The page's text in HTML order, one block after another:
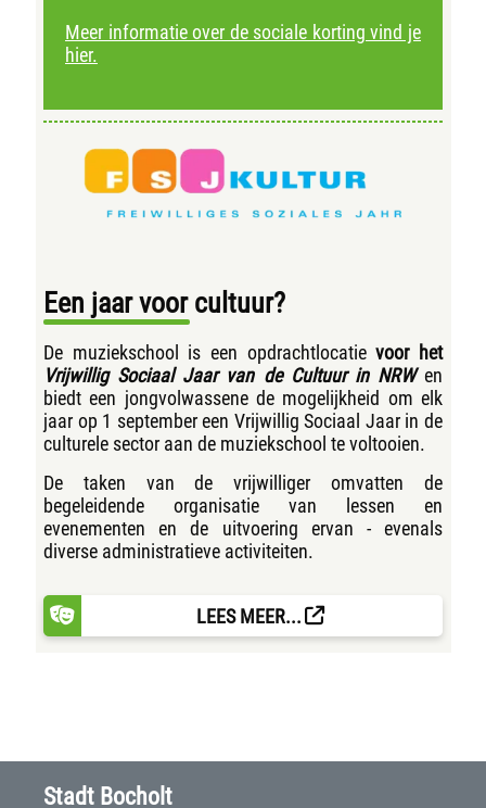
Meer informatie over de sociale korting vind je
hier.
Een jaar voor cultuur?
De muziekschool is een opdrachtlocatievoor het
Vrijwillig Sociaal Jaar van de Cultuur in NRWen
biedt een jongvolwassene de mogelijkheid om elk
jaar op 1 september een Vrijwillig Sociaal Jaar in de
culturele sector aan de muziekschool te voltooien.
De taken van de vrijwilliger omvatten de
begeleidende organisatie van lessen en
evenementen en de uitvoering ervan - evenals
diverse administratieve activiteiten.
LEES MEER...
Stadt Bocholt